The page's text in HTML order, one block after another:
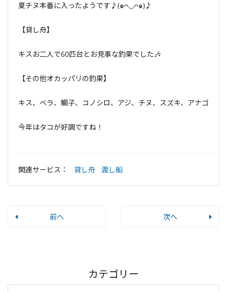
夏チヌ本番に入ったようです♪(๑ᴖ◡ᴖ๑)♪
【貸し舟】
キスお二人で60匹台とお見事な釣果でした🎶
【その他オカッパリの釣果】
キス、ベラ、鯛子、コノシロ、アジ、チヌ、スズキ、アナゴ
今年はタコが好調ですね！
関連サービス： 貸し舟 渡し船
前へ 次へ
カテゴリー